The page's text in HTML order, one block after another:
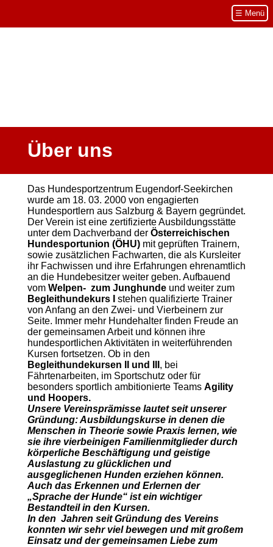
☰ Menü
Über uns
Das Hundesportzentrum Eugendorf-Seekirchen
wurde am 18. 03. 2000 von engagierten
Hundesportlern aus Salzburg & Bayern gegründet.
Der Verein ist eine zertifizierte Ausbildungsstätte
unter dem Dachverband der Österreichischen
Hundesportunion (ÖHU)mit geprüften Trainern,
sowie zusätzlichen Fachwarten, die als Kursleiter
ihr Fachwissen und ihre Erfahrungen ehrenamtlich
an die Hundebesitzer weiter geben. Aufbauend
vom Welpen- zum Junghundeund weiter zum
Begleithundekurs I
stehen qualifizierte Trainer
von Anfang an den Zwei- und Vierbeinern zur
Seite. Immer mehr Hundehalter finden Freude an
der gemeinsamen Arbeit und können ihre
hundesportlichen Aktivitäten in weiterführenden
Kursen fortsetzen. Ob in den
Begleithundekursen II und III , bei
Fährtenarbeiten, im Sportschutz oder für
besonders sportlich ambitionierte Teams Agility
und Hoopers.
Unsere Vereinsprämisse lautet seit unserer
Gründung: Ausbildungskurse in denen die
Menschen in Theorie sowie Praxis lernen, wie
sie ihre vierbeinigen Familienmitglieder durch
körperliche Beschäftigung und geistige
Auslastung zu glücklichen und
ausgeglichenen Hunden erziehen können.
Auch das Erkennen und Erlernen der
„Sprache der Hunde“ ist ein wichtiger
Bestandteil in den Kursen.
In den Jahren seit Gründung des Vereins
konnten wir sehr viel bewegen und mit großem
Einsatz und der gemeinsamen Liebe zum